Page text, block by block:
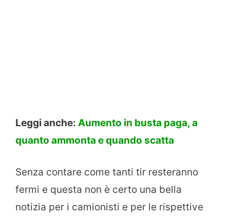
Leggi anche: Aumento in busta paga, a
quanto ammonta e quando scatta
Senza contare come tanti tir resteranno
fermi e questa non è certo una bella
notizia per i camionisti e per le rispettive